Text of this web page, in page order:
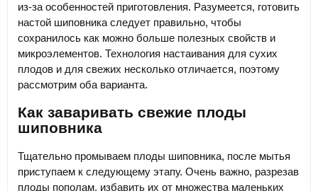
из-за особенностей приготовления. Разумеется, готовить
настой шиповника следует правильно, чтобы
сохранилось как можно больше полезных свойств и
микроэлементов. Технология настаивания для сухих
плодов и для свежих несколько отличается, поэтому
рассмотрим оба варианта.
Как заваривать свежие плоды
шиповника
Тщательно промываем плоды шиповника, после мытья
приступаем к следующему этапу. Очень важно, разрезав
плоды пополам, избавить их от множества маленьких